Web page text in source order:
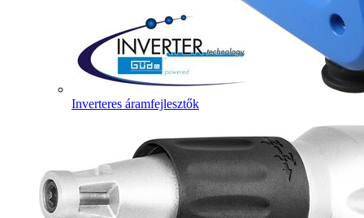
Inverteres áramfejlesztők